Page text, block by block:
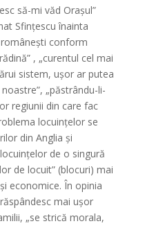
să-mi văd Orașul”
Sfințescu înainta
conform
, „curentul cel mai
sistem, ușor ar putea
„păstrându-li-
regiunii din care fac
locuințelor se
din Anglia și
de o singură
de locuit” (blocuri) mai
economice. În opinia
mai ușor
„se strică morala,